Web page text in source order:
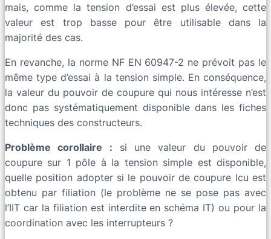
mais, comme la tension d’essai est plus élevée, cette
valeur est trop basse pour être utilisable dans la
majorité des cas.
En revanche, la norme NF EN 60947-2 ne prévoit pas le
même type d’essai à la tension simple. En conséquence,
la valeur du pouvoir de coupure qui nous intéresse n’est
donc pas systématiquement disponible dans les fiches
techniques des constructeurs.
Problème corollaire : si une valeur du pouvoir de
coupure sur 1 pôle à la tension simple est disponible,
quelle position adopter si le pouvoir de coupure Icu est
obtenu par filiation (le problème ne se pose pas avec
l’IIT car la filiation est interdite en schéma IT) ou pour la
coordination avec les interrupteurs ?